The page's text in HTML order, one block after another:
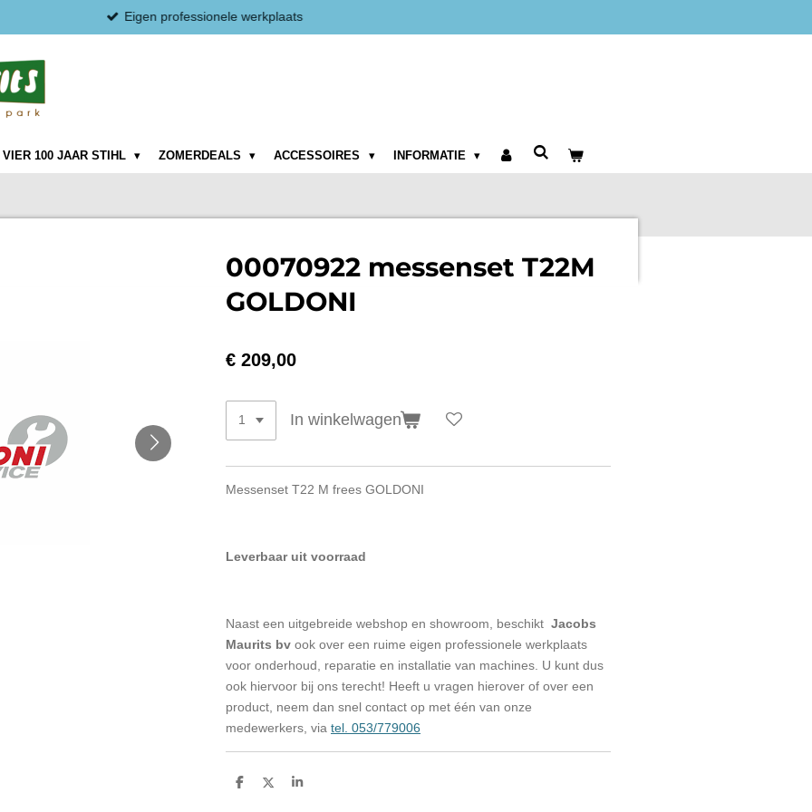
Eigen professionele werkplaats
VIER 100 JAAR STIHL ZOMERDEALS ACCESSOIRES INFORMATIE
00070922 messenset T22M
GOLDONI
€ 209,00
In winkelwagen
Messenset T22 M frees GOLDONI
Leverbaar uit voorraad
Naast een uitgebreide webshop en showroom, beschikt Jacobs
Maurits bv ook over een ruime eigen professionele werkplaats
voor onderhoud, reparatie en installatie van machines. U kunt dus
ook hiervoor bij ons terecht! Heeft u vragen hierover of over een
product, neem dan snel contact op met één van onze
medewerkers, via tel. 053/779006
D
D
S